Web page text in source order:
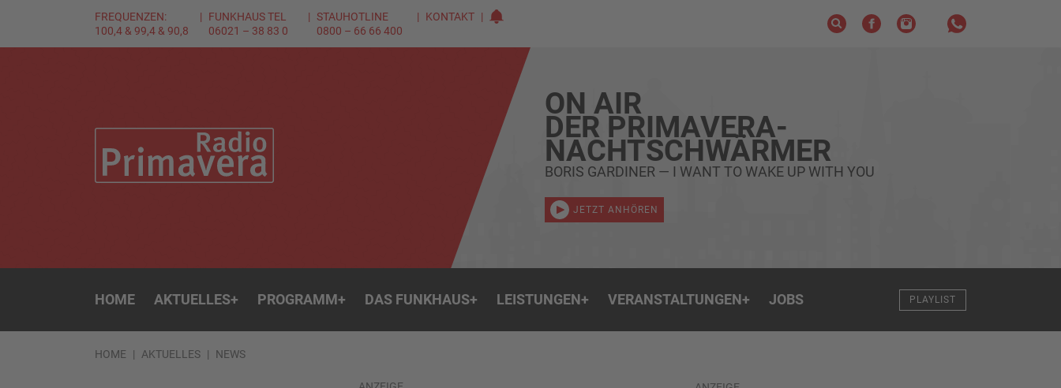
FREQUENZEN:
100,4 & 99,4 & 90,8
FUNKHAUS TEL
06021 – 38 83 0
STAUHOTLINE
0800 – 66 66 400
KONTAKT
ON AIR
DER PRIMAVERA-
NACHTSCHWÄRMER
BORIS GARDINER — I WANT TO WAKE UP WITH YOU
JETZT ANHÖREN
HOME AKTUELLES+ PROGRAMM+ DAS FUNKHAUS+ LEISTUNGEN+ VERANSTALTUNGEN+ JOBS PLAYLIST
HOME AKTUELLES NEWS